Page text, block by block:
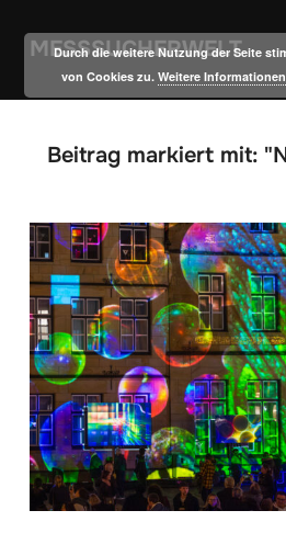
MESSSUCHERWELT
Beitrag markiert mit:
Durch die weitere Nutzung der Seite
von Cookies zu.Weitere Informationen